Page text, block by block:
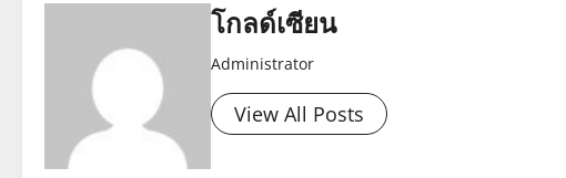
โกลด์เซียน
Administrator
View All Posts